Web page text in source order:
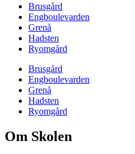
Brusgård
Engboulevarden
Grenå
Hadsten
Ryomgård
Brusgård
Engboulevarden
Grenå
Hadsten
Ryomgård
Om Skolen